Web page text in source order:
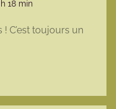
18 min
! C’est toujours un